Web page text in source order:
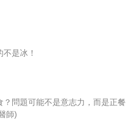
是冰！
？問題可能不是意志力，而是正餐
師)